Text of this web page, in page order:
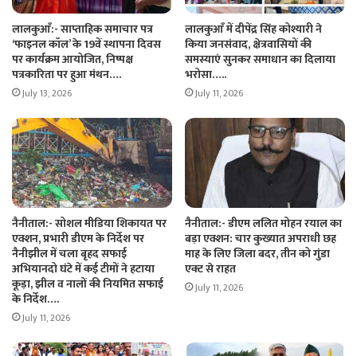
लालकुआँ:- साप्ताहिक समाचार पत्र
‘फाइनल कॉल’ के 19वें स्थापना दिवस
पर कार्यक्रम आयोजित, निष्पक्ष
पत्रकारिता पर हुआ मंथन….
July 13, 2026
लालकुआँ में दीपेंद्र सिंह कोश्यारी ने
किया जनसंवाद, क्षेत्रवासियों की
समस्याएं सुनकर समाधान का दिलाया
भरोसा…..
July 11, 2026
नैनीताल:- सोशल मीडिया शिकायत पर
एक्शन, प्रभारी डीएम के निर्देश पर
नैनीझील में चला बृहद सफाई
अभियानदो घंटे में कई टीमों ने हटाया
कूड़ा, झील व नालों की नियमित सफाई
के निर्देश….
July 11, 2026
नैनीताल:- डीएम ललित मोहन रयाल का
बड़ा एक्शन: चार कुख्यात अपराधी छह
माह के लिए जिला बदर, तीन को गुंडा
एक्ट से राहत
July 11, 2026